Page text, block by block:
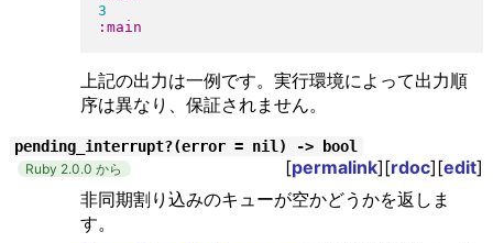
3
:main
上記の出力は一例です。実行環境によって出力順
序は異なり、保証されません。
pending_interrupt?(error = nil) -> bool
Ruby 2.0.0 から [permalink][rdoc][edit]
非同期割り込みのキューが空かどうかを返しま
す。